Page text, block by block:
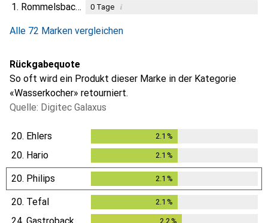
1. Rommelsbacher 0Tage i
Alle 72 Marken vergleichen
Rückgabequote
So oft wird ein Produkt dieser Marke in der Kategorie
«Wasserkocher» retourniert.
Quelle: Digitec Galaxus
20. Ehlers 2.1 %
20. Hario 2.1 %
20. Philips 2.1 %
20. Tefal 2.1 %
24. Gastroback 2.2 %